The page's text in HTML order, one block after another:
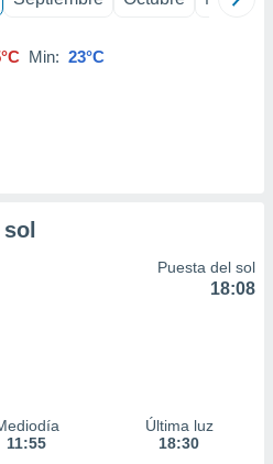
Min: 23°C
Puesta del sol
18:08
11:55
Última luz
18:30